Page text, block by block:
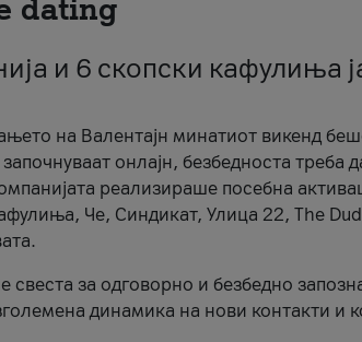
dating
и 6 скопски кафулиња
на Валентајн минатиот викенд
онлајн, безбедноста треба
реализираше посебна
Че, Синдикат, Улица 22, The
свеста за одговорно и безбедно
динамика на нови контакти и